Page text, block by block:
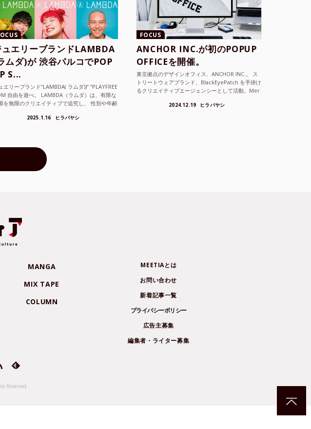
ュエリーブランドLAMBDA
ムダ)が 渋谷パルコでPOP
S...
エリーブランド“LAMBDA( ラムダ))” “PLAYFREE
自由を遊べ。 LAMBDA（ラムダ）は、有限な
を無限のクリエイティブで追究し、 性別や年齢
2025.1.16 ヒラバヤシ
FOCUS
ANCHOR INC.が初のPOPUP
OFFICEを開催。
東京拠点のデザインオフィス、ANCHOR INC.。 ス
トリートウェアブランド、BlackEyePatch を手掛け
るクリエイティブエージェンシーとして活動。Mer
2024.12.19 ヒラバヤシ
MANGA
MIX TAPE
COLUMN
MEETIAとは
お問い合わせ
新着記事一覧
プライバシーポリシー
広告主募集
編集者・ライター募集
Reserved.